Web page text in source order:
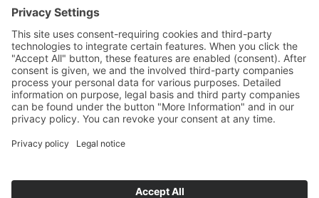
Laat de AI van je keuze het
gesprek leiden met de
achtergrondkennis van je
bronnen en ontlast zo je teams.